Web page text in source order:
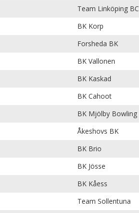
Team Linköping BC
BK Korp
Forsheda BK
BK Vallonen
BK Kaskad
BK Cahoot
BK Mjölby Bowling
Åkeshovs BK
BK Brio
BK Jösse
BK Kåess
Team Sollentuna